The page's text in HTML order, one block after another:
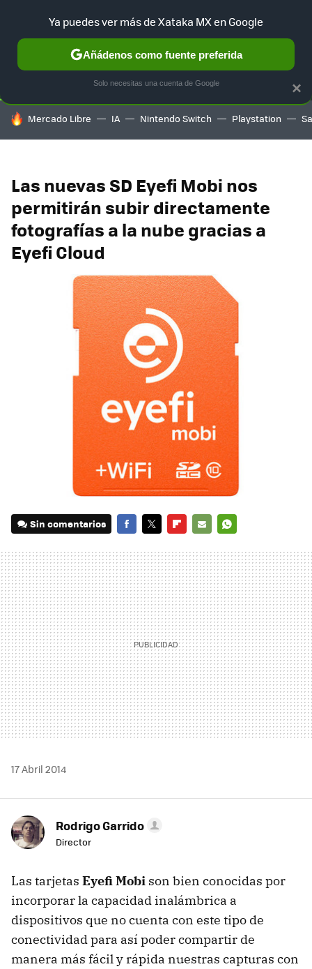
SELECCIÓN GAMING HOME AUTO TERRITORIO
HOY SE HABLA DE
Mercado Libre IA Nintendo Switch Playstation
Las nuevas SD Eyefi Mobi nos
permitirán subir directamente
fotografías a la nube gracias a
Eyefi Cloud
Sin comentarios
MAIL
17 Abril 2014
Rodrigo Garrido
Director
Las tarjetas Eyefi Mobi son bien conocidas por
incorporar la capacidad inalámbrica a
dispositivos que no cuenta con este tipo de
conectividad para así poder compartir de
manera más fácil y rápida nuestras capturas con
×
Ya puedes ver más de Xataka MX en Google
Añádenos como fuente preferida
Solo necesitas una cuenta de Google